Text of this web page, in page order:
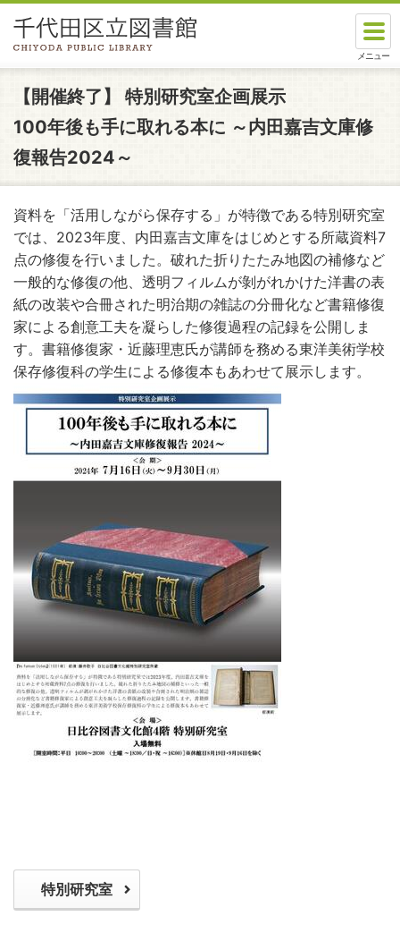
【開催終了】
特別研究室企画展示
100年後も手に取れる本に ～内田嘉吉文庫修
復報告2024～
資料を「活用しながら保存する」が特徴である特別研究室
では、2023年度、内田嘉吉文庫をはじめとする所蔵資料7
点の修復を行いました。破れた折りたたみ地図の補修など
一般的な修復の他、透明フィルムが剝がれかけた洋書の表
紙の改装や合冊された明治期の雑誌の分冊化など書籍修復
家による創意工夫を凝らした修復過程の記録を公開しま
す。書籍修復家・近藤理恵氏が講師を務める東洋美術学校
保存修復科の学生による修復本もあわせて展示します。
特別研究室